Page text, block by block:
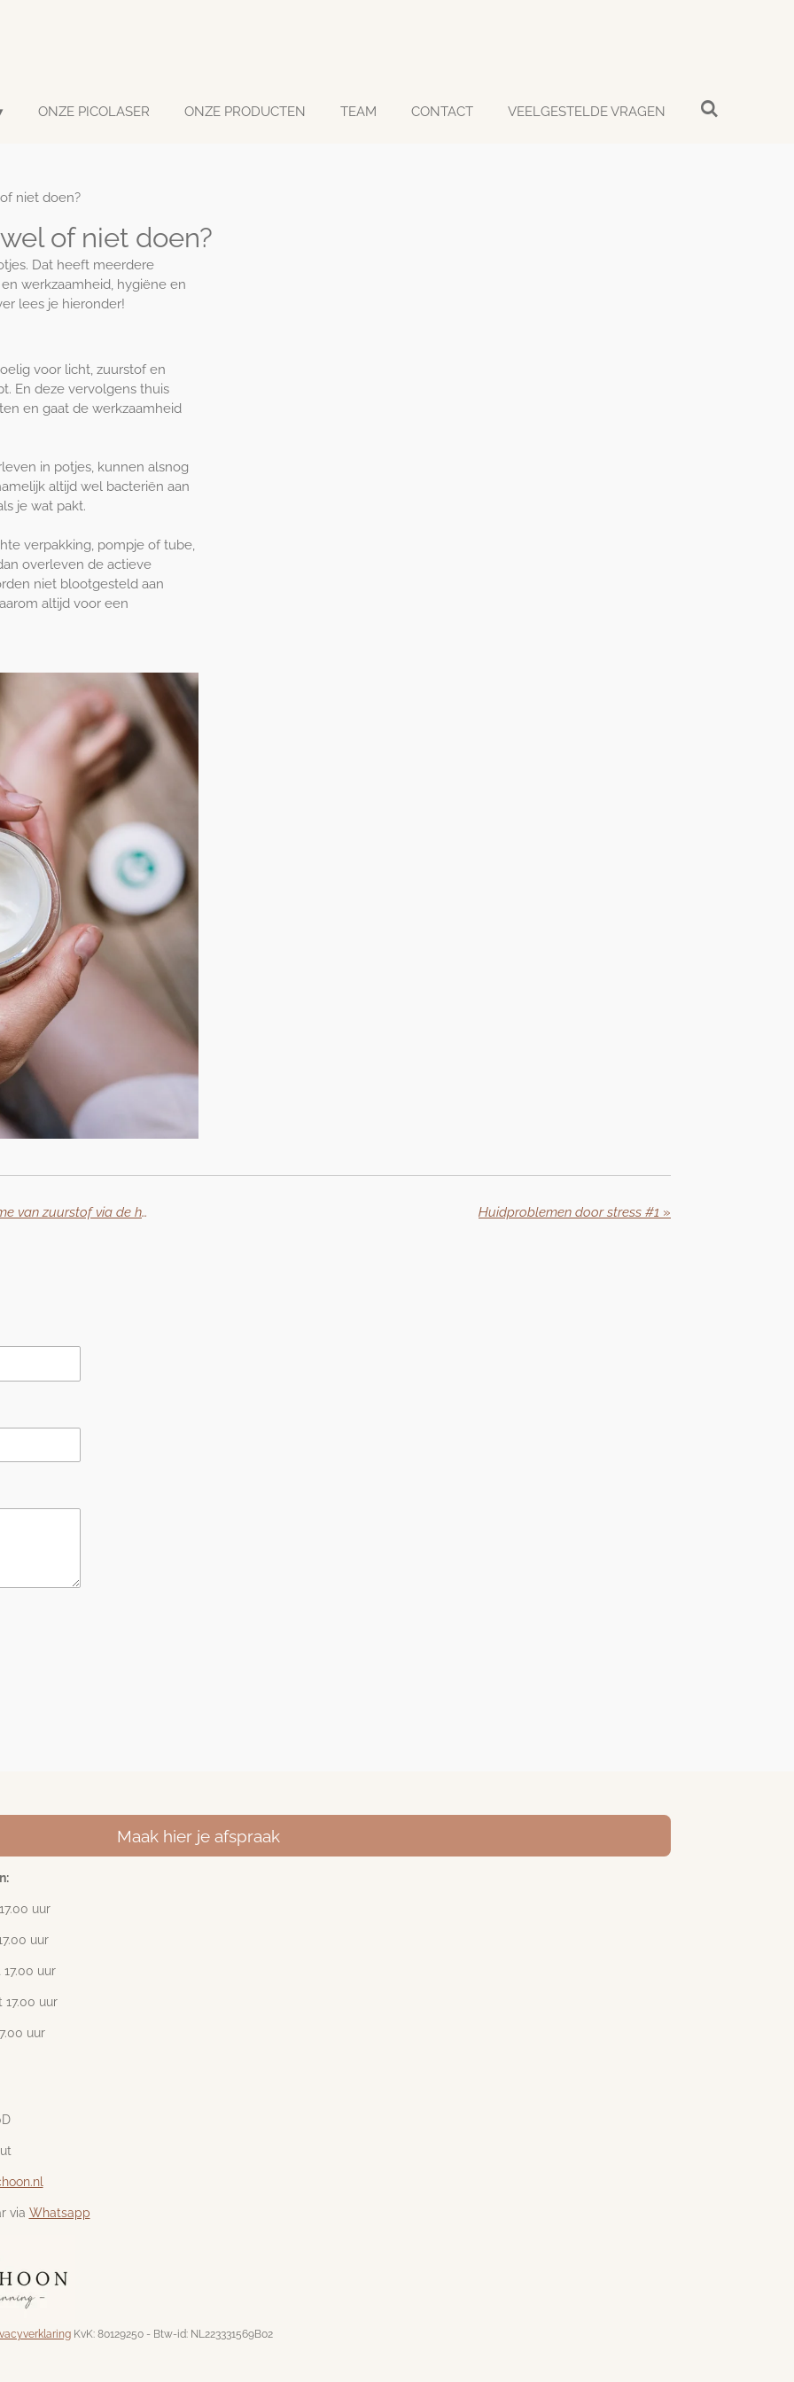
ONZE PICOLASER ONZE PRODUCTEN TEAM CONTACT VEELGESTELDE VRAGEN
niet doen?
of niet doen?
Dat heeft meerdere
werkzaamheid, hygiëne en
lees je hieronder!
voor licht, zuurstof en
En deze vervolgens thuis
en gaat de werkzaamheid
in potjes, kunnen alsnog
altijd wel bacteriën aan
je wat pakt.
verpakking, pompje of tube,
overleven de actieve
niet blootgesteld aan
altijd voor een
Kan de huid ademen? Een stukje over opname van zuurstof via de huid Huidproblemen door stress #1 »
Maak hier je afspraak
.00 uur
uur
uur
17.00 uur
uur
via Whatsapp
KvK: 80129250 - Btw-id: NL223331569B02